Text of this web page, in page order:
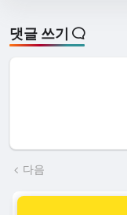
댓글 쓰기
다음